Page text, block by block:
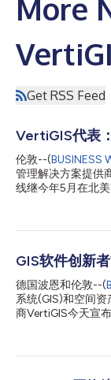
More
Get RSS Feed
VertiGIS代表
伦敦--(BUSINESS
管理解决方案提供
线继今年5月在北
统(GIS)软件领导
事业机构在网络浏
辑。 VertiGIS
性，为企业提供无
得一提的是，
官...
GIS软件创新
德国波恩和伦敦--(
系统(GIS)和空间
商VertiGIS今天宣
瑞士）的专长和位